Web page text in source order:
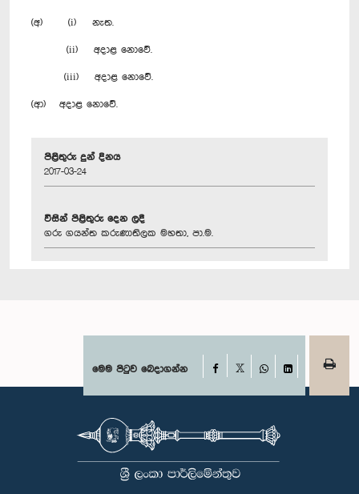
(අ) (i) නැත.
(ii) අදාළ නොවේ.
(iii) අදාළ නොවේ.
(ආ) අදාළ නොවේ.
පිළිතුරු දුන් දිනය
2017-03-24
විසින් පිළිතුරු දෙන ලදී
ගරු ගයන්ත කරුණාතිලක මහතා, පා.ම.
මෙම පිටුව බෙදාගන්න Facebook
WhatsAppLinkedIn